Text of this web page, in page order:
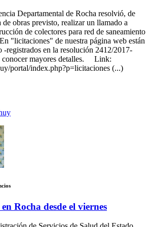
Departamental de Rocha resolvió, de
obras previsto, realizar un llamado a
de colectores para red de saneamiento
"licitaciones" de nuestra página web están
-registrados en la resolución 2412/2017-
conocer mayores detalles. Link:
portal/index.php?p=licitaciones (...)
Rocha desde el viernes